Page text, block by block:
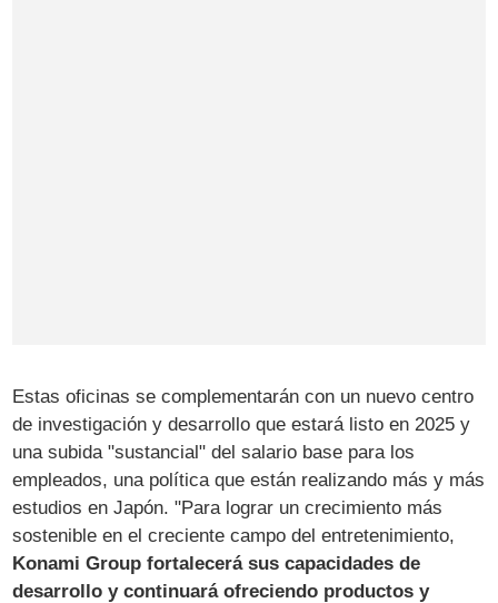
Estas oficinas se complementarán con un nuevo centro
de investigación y desarrollo que estará listo en 2025 y
una subida "sustancial" del salario base para los
empleados, una política que están realizando más y más
estudios en Japón. "Para lograr un crecimiento más
sostenible en el creciente campo del entretenimiento,
Konami Group fortalecerá sus capacidades de
desarrollo y continuará ofreciendo productos y